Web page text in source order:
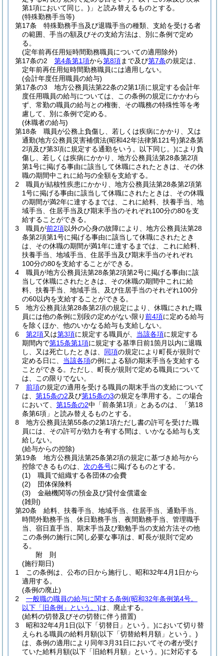
第1項において同じ。) 」と読み替えるものとする。
(特殊勤務手当等)
第17条
特殊勤務手当及び退職手当の種類、支給を受ける者
の範囲、手当の額及びその支給方法は、別に条例で定め
る。
(定年前再任用短時間勤務職員についての適用除外)
第17条の2
第4条第1項から第8項まで及び第7条の規定は、
定年前再任用短時間勤務職員には適用しない。
(会計年度任用職員の給与)
第17条の3
地方公務員法第22条の2第1項に規定する会計年
度任用職員の給与については、この条例の規定にかかわら
ず、常勤の職員の給与との権衡、その職務の特殊性等を考
慮して、別に条例で定める。
(休職者の給与)
第18条
職員が公務上負傷し、若しくは疾病にかかり、又は
通勤(地方公務員災害補償法(昭和42年法律第121号)第2条第
2項及び第3項に規定する通勤をいう。以下同じ。)により負
傷し、若しくは疾病にかかり、地方公務員法第28条第2項
第1号に掲げる事由に該当して休職にされたときは、その休
職の期間中これに給与の全額を支給する。
2
職員が結核性疾患にかかり、地方公務員法第28条第2項第
1号に掲げる事由に該当して休職にされたときは、その休職
の期間が満2年に達するまでは、これに給料、扶養手当、地
域手当、住居手当及び期末手当のそれぞれ100分の80を支
給することができる。
3
職員が前2項以外の心身の故障により、地方公務員法第28
条第2項第1号に掲げる事由に該当して休職にされたとき
は、その休職の期間が満1年に達するまでは、これに給料、
扶養手当、地域手当、住居手当及び期末手当のそれぞれ
100分の80を支給することができる。
4
職員が地方公務員法第28条第2項第2号に掲げる事由に該
当して休職にされたときは、その休職の期間中これに給
料、扶養手当、地域手当、及び住居手当のそれぞれ100分
の60以内を支給することができる。
5
地方公務員法第28条第2項の規定により、休職にされた職
員には他の条例に別段の定めがない限り前4項に定める給与
を除くほか、他のいかなる給与も支給しない。
6
第2項又は第3項に規定する職員が、 当該各項に規定する
期間内で第15条第1項に規定する基準日前1箇月以内に退職
し、又は死亡したときは、 同項の規定により町長が規則で
定める日に、 当該各項の例による額の期末手当を支給する
ことができる。 ただし、町長が規則で定める職員について
は、この限りでない。
7
前項の規定の適用を受ける職員の期末手当の支給について
は、 第15条の2及び第15条の3の規定を準用する。
この場合
において、 第15条の2中「前条第1項」とあるのは、「第18
条第6項」と読み替えるものとする。
8
地方公務員法第55条の2第1項ただし書の許可を受けた職
員には、その許可が効力を有する間は、いかなる給与も支
給しない。
(給与からの控除)
第19条
地方公務員法第25条第2項の規定に基づき給与から
控除できるものは、 次の各号に掲げるものとする。
(1)
職員で組織する各団体の会費
(2)
団体保険料
(3)
金融機関等の預金及び貸付金償還金
(雑則)
第20条
給料、扶養手当、地域手当、住居手当、通勤手当、
時間外勤務手当、休日勤務手当、夜間勤務手当、管理職手
当、宿日直手当、期末手当及び勤勉手当の支給方法その他
この条例の施行に関し必要な事項は、町長が規則で定め
る。
附 則
(施行期日)
1
この条例は、公布の日から施行し、昭和32年4月1日から
適用する。
(条例の廃止)
2
一般職の職員の給与に関する条例(昭和32年条例第4号。
以下「旧条例」という。)は、廃止する。
(給料の切替及びその切替に伴う措置)
3
昭和32年4月1日(以下「切替日」という。)において切り替
えられる職員の給料月額(以下「切替給料月額」という。)
は、条例の適用により同年3月31日においてその者が受け
ていた給料月額(以下「旧給料月額」という。)に対応する